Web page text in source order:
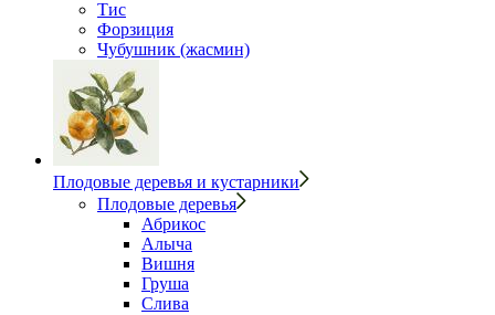
Тис
Форзиция
Чубушник (жасмин)
Плодовые деревья и кустарники
Плодовые деревья
Абрикос
Алыча
Вишня
Груша
Слива